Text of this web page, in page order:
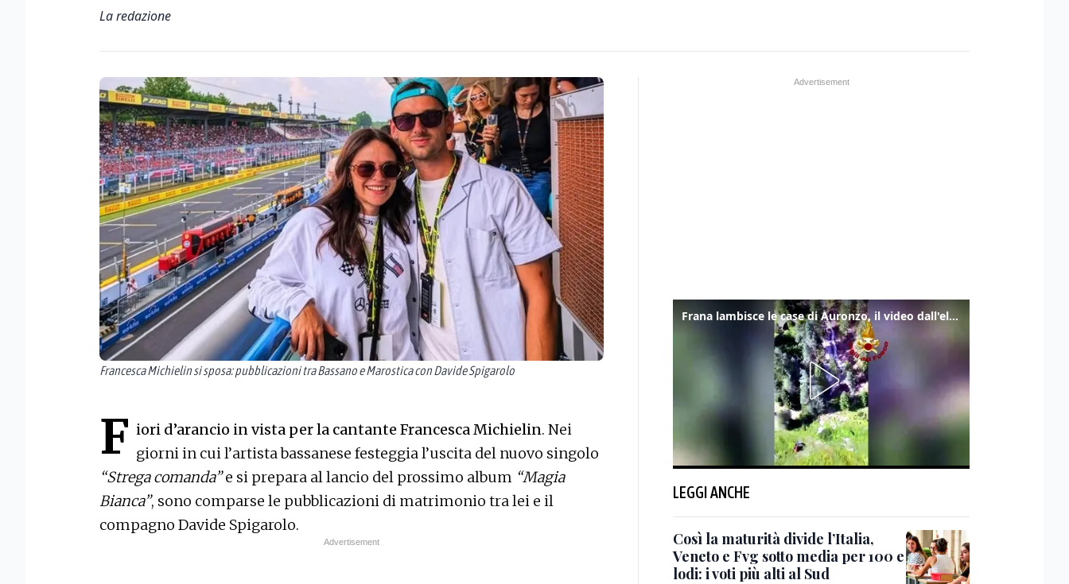
La redazione
Francesca Michielin si sposa: pubblicazioni tra Bassano e Marostica con Davide Spigarolo
F iori d’arancio in vista per la cantante Francesca Michielin. Nei
giorni in cui l’artista bassanese festeggia l’uscita del nuovo singolo
“Strega comanda”e si prepara al lancio del prossimo album “Magia
Bianca”, sono comparse le pubblicazioni di matrimonio tra lei e il
compagno Davide Spigarolo.
Frana lambisce le case di Auronzo, il video dall'elicottero dei vigili del fuoco
LEGGI ANCHE
Così la maturità divide l’Italia,
Veneto e Fvg sotto media per 100 e
lodi: i voti più alti al Sud